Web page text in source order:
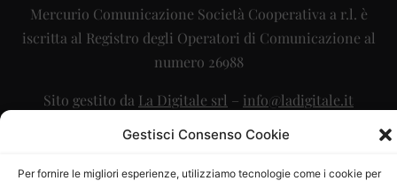
Gestisci Consenso Cookie
Per fornire le migliori esperienze, utilizziamo tecnologie come i cookie per
Mercurio Comunicazione Società Cooperativa a r.l. è
iscritta al Registro degli Operatori di Comunicazione al
numero 26988
Sito gestito da La Digitale srl – info@ladigitale.it